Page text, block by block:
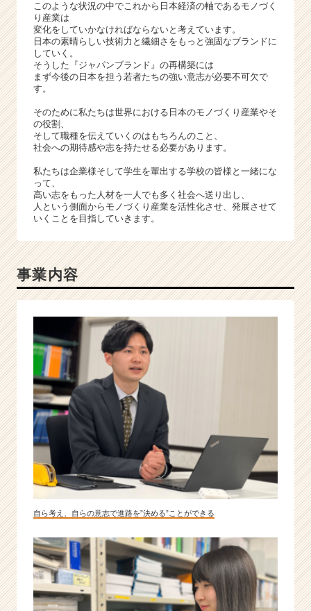
このような状況の中でこれから日本経済の軸であるモノづく
り産業は
変化をしていかなければならないと考えています。
日本の素晴らしい技術力と繊細さをもっと強固なブランドに
していく。
そうした『ジャパンブランド』の再構築には
まず今後の日本を担う若者たちの強い意志が必要不可欠で
す。
そのために私たちは世界における日本のモノづくり産業やそ
の役割、
そして職種を伝えていくのはもちろんのこと、
社会への期待感や志を持たせる必要があります。
私たちは企業様そして学生を輩出する学校の皆様と一緒にな
って、
高い志をもった人材を一人でも多く社会へ送り出し、
人という側面からモノづくり産業を活性化させ、発展させて
いくことを目指していきます。
事業内容
自ら考え、自らの意志で進路を”決める”ことができる